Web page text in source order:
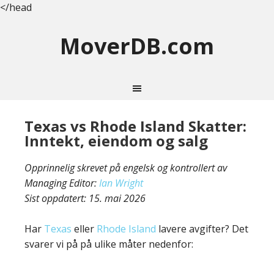
</head
MoverDB.com
Texas vs Rhode Island Skatter:
Inntekt, eiendom og salg
Opprinnelig skrevet på engelsk og kontrollert av
Managing Editor:Ian Wright
Sist oppdatert: 15. mai 2026
Har Texas eller Rhode Island lavere avgifter? Det
svarer vi på på ulike måter nedenfor: